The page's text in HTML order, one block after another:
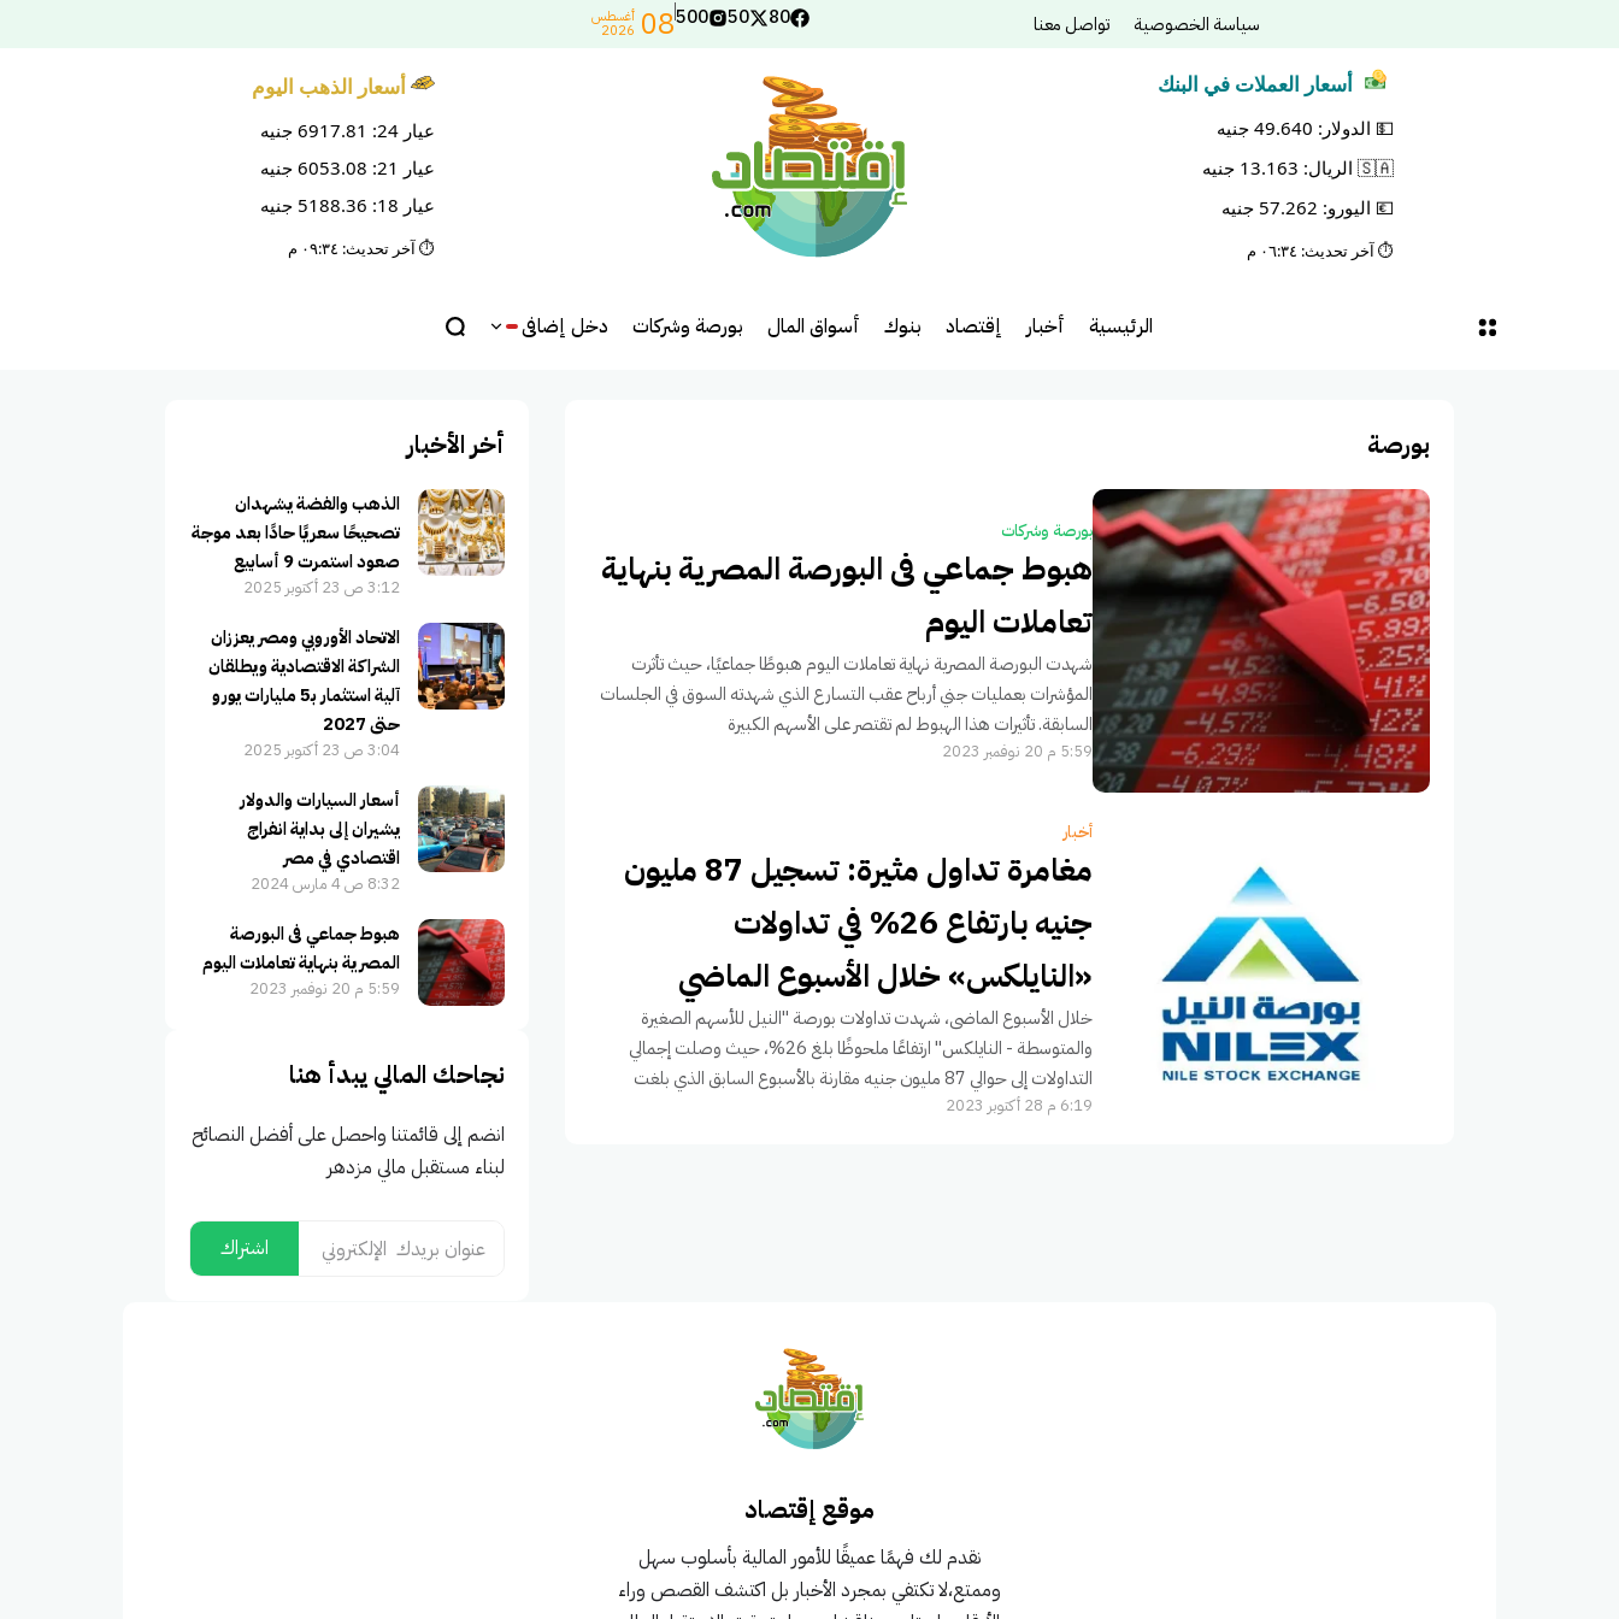
سياسة الخصوصية تواصل معنا 80
50
500
08 أغسطس
2026
أسعار العملات في البنك
💵 الدولار: 49.640 جنيه
🇸🇦 الريال: 13.163 جنيه
💶 اليورو: 57.262 جنيه
⏱️ آخر تحديث: ٠٦:٣٤ م
أسعار الذهب اليوم
عيار 24: 6917.81 جنيه
عيار 21: 6053.08 جنيه
عيار 18: 5188.36 جنيه
⏱️ آخر تحديث: ٠٩:٣٤ م
الرئيسية أخبار إقتصاد بنوك أسواق المال بورصة وشركات دخل إضافى
بورصة
بورصة وشركات
هبوط جماعي فى البورصة المصرية بنهاية
تعاملات اليوم
شهدت البورصة المصرية نهاية تعاملات اليوم هبوطًا جماعيًا، حيث تأثرت
المؤشرات بعمليات جني أرباح عقب التسارع الذي شهدته السوق في الجلسات
السابقة. تأثيرات هذا الهبوط لم تقتصر على الأسهم الكبيرة
5:59 م 20 نوفمبر 2023
أخبار
مغامرة تداول مثيرة: تسجيل 87 مليون
جنيه بارتفاع 26% في تداولات
«النايلكس» خلال الأسبوع الماضي
خلال الأسبوع الماضى، شهدت تداولات بورصة "النيل للأسهم الصغيرة
والمتوسطة - النايلكس" ارتفاعًا ملحوظًا بلغ 26%، حيث وصلت إجمالي
التداولات إلى حوالي 87 مليون جنيه مقارنة بالأسبوع السابق الذي بلغت
6:19 م 28 أكتوبر 2023
أخر الأخبار
الذهب والفضة يشهدان
تصحيحًا سعريًا حادًا بعد موجة
صعود استمرت 9 أسابيع
3:12 ص 23 أكتوبر 2025
الاتحاد الأوروبي ومصر يعززان
الشراكة الاقتصادية ويطلقان
آلية استثمار بـ5 مليارات يورو
حتى 2027
3:04 ص 23 أكتوبر 2025
أسعار السيارات والدولار
يشيران إلى بداية انفراج
اقتصادي في مصر
8:32 ص 4 مارس 2024
هبوط جماعي فى البورصة
المصرية بنهاية تعاملات اليوم
5:59 م 20 نوفمبر 2023
نجاحك المالي يبدأ هنا
انضم إلى قائمتنا واحصل على أفضل النصائح
لبناء مستقبل مالي مزدهر
موقع إقتصاد
نقدم لك فهمًا عميقًا للأمور المالية بأسلوب سهل
وممتع،لا تكتفي بمجرد الأخبار بل اكتشف القصص وراء